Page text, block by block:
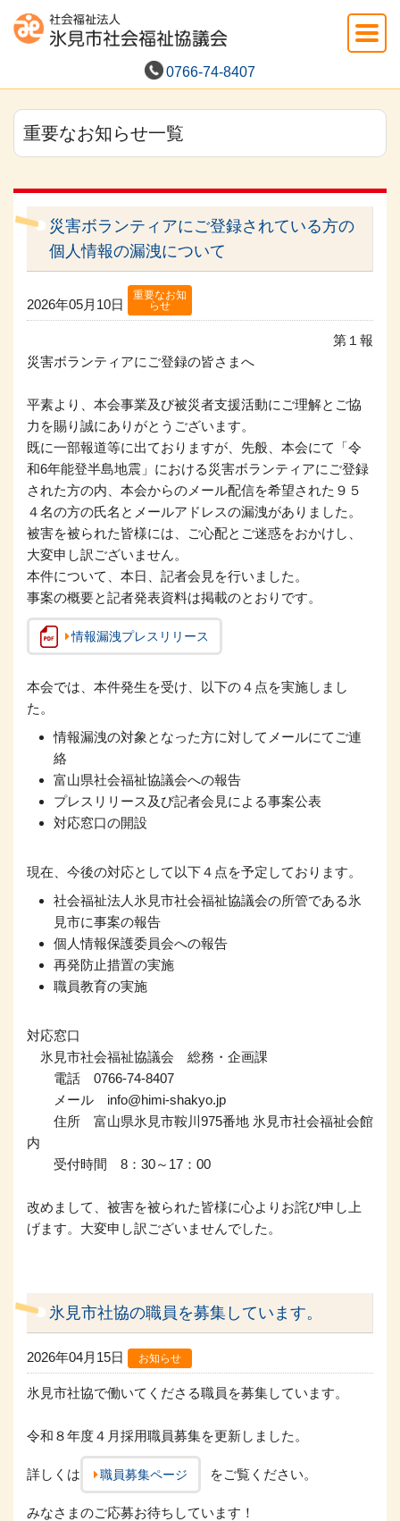
0766-74-8407
重要なお知らせ一覧
災害ボランティアにご登録されている方の
個人情報の漏洩について
2026年05月10日
重要なお知
らせ
第１報
災害ボランティアにご登録の皆さまへ
平素より、本会事業及び被災者支援活動にご理解とご協
力を賜り誠にありがとうございます。
既に一部報道等に出ておりますが、先般、本会にて「令
和6年能登半島地震」における災害ボランティアにご登録
された方の内、本会からのメール配信を希望された９５
４名の方の氏名とメールアドレスの漏洩がありました。
被害を被られた皆様には、ご心配とご迷惑をおかけし、
大変申し訳ございません。
本件について、本日、記者会見を行いました。
事案の概要と記者発表資料は掲載のとおりです。
情報漏洩プレスリリース
本会では、本件発生を受け、以下の４点を実施しまし
た。
情報漏洩の対象となった方に対してメールにてご連
絡
富山県社会福祉協議会への報告
プレスリリース及び記者会見による事案公表
対応窓口の開設
現在、今後の対応として以下４点を予定しております。
社会福祉法人氷見市社会福祉協議会の所管である氷
見市に事案の報告
個人情報保護委員会への報告
再発防止措置の実施
職員教育の実施
対応窓口
氷見市社会福祉協議会 総務・企画課
電話 0766-74-8407
メール info@himi-shakyo.jp
住所 富山県氷見市鞍川975番地 氷見市社会福祉会館
内
受付時間 8：30～17：00
改めまして、被害を被られた皆様に心よりお詫び申し上
げます。大変申し訳ございませんでした。
氷見市社協の職員を募集しています。
2026年04月15日 お知らせ
氷見市社協で働いてくださる職員を募集しています。
令和８年度４月採用職員募集を更新しました。
詳しくは 職員募集ページ をご覧ください。
みなさまのご応募お待ちしています！